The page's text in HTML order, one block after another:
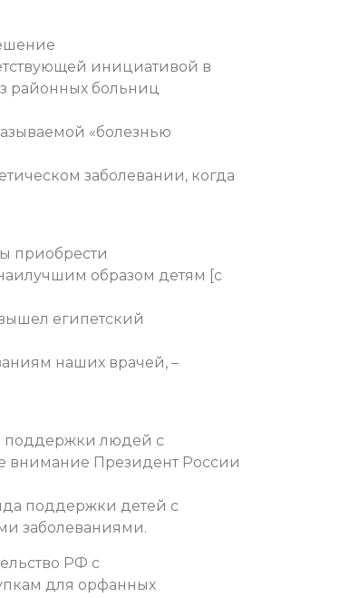
инициативой в
районных больниц
«болезнью
заболевании, когда
приобрести
образом детям [с
египетский
наших врачей, –
поддержки людей с
внимание Президент России
поддержки детей с
заболеваниями.
РФ с
для орфанных